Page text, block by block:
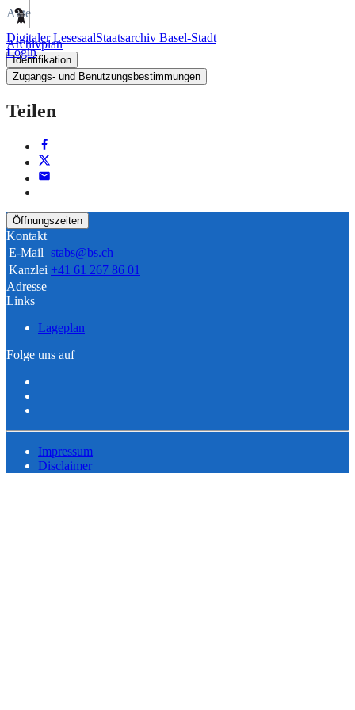
Digitaler LesesaalStaatsarchiv Basel-Stadt
Login
Akte
Archivplan
Identifikation
Zugangs- und Benutzungsbestimmungen
Teilen
Öffnungszeiten
Kontakt
E-Mail stabs@bs.ch
Kanzlei +41 61 267 86 01
Adresse
Links
Lageplan
Folge uns auf
Impressum
Disclaimer